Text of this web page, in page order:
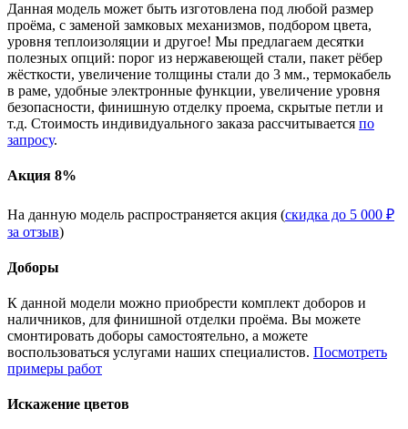
Данная модель может быть изготовлена под любой размер
проёма, с заменой замковых механизмов, подбором цвета,
уровня теплоизоляции и другое! Мы предлагаем десятки
полезных опций: порог из нержавеющей стали, пакет рёбер
жёсткости, увеличение толщины стали до 3 мм., термокабель
в раме, удобные электронные функции, увеличение уровня
безопасности, финишную отделку проема, скрытые петли и
т.д. Стоимость индивидуального заказа рассчитывается по
запросу.
Акция 8%
На данную модель распространяется акция (скидка до 5 000 ₽
за отзыв)
Доборы
К данной модели можно приобрести комплект доборов и
наличников, для финишной отделки проёма. Вы можете
смонтировать доборы самостоятельно, а можете
воспользоваться услугами наших специалистов. Посмотреть
примеры работ
Искажение цветов